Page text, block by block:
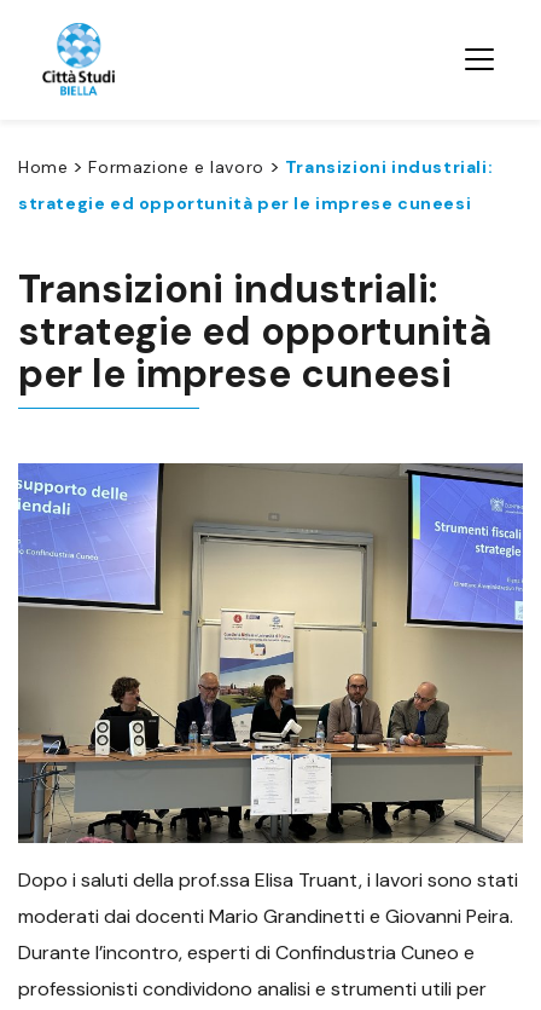
Home >Formazione e lavoro > Transizioni industriali:
strategie ed opportunità per le imprese cuneesi
Transizioni industriali:
strategie ed opportunità
per le imprese cuneesi
Dopo i saluti della prof.ssa Elisa Truant, i lavori sono stati
moderati dai docenti Mario Grandinetti e Giovanni Peira.
Durante l’incontro, esperti di Confindustria Cuneo e
professionisti condividono analisi e strumenti utili per